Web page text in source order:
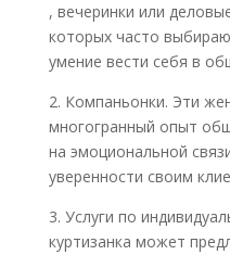
, вечеринки или
которых часто
умение вести себя в
2. Компаньонки. Эти
многогранный опыт
на эмоциональной
уверенности своим
3. Услуги по
куртизанка может